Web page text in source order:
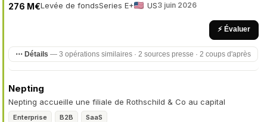
Levée de fonds
276 M€ Series E+ US3 juin 2026
⚡ Évaluer
⋯ Détails — 3 opérations similaires · 2 sources presse · 2 coups d'après
Nepting
Nepting accueille une filiale de Rothschild & Co au capital
Enterprise B2B SaaS